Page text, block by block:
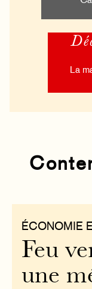
La
ÉCONOMIE
Feu
une